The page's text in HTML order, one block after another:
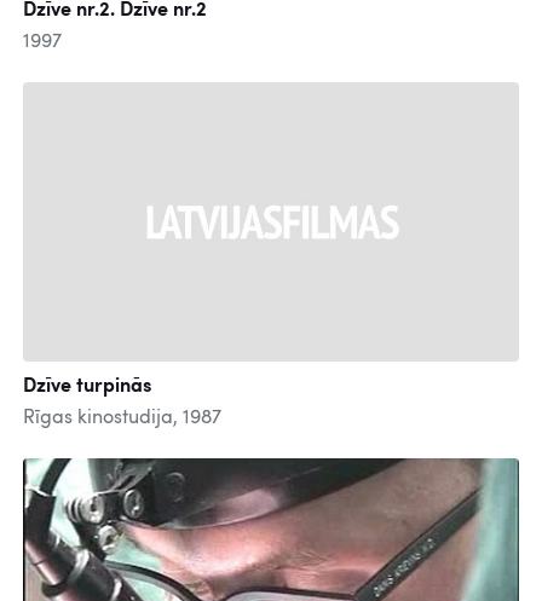
Dzīve nr.2. Dzīve nr.2
1997
Dzīve turpinās
Rīgas kinostudija, 1987